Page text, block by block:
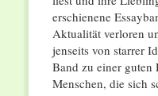
erschienene
Aktualität verloren
jenseits von starrer
Band zu einer guten
Menschen, die sich